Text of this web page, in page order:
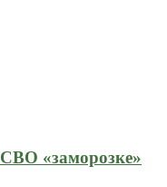
«заморозке»